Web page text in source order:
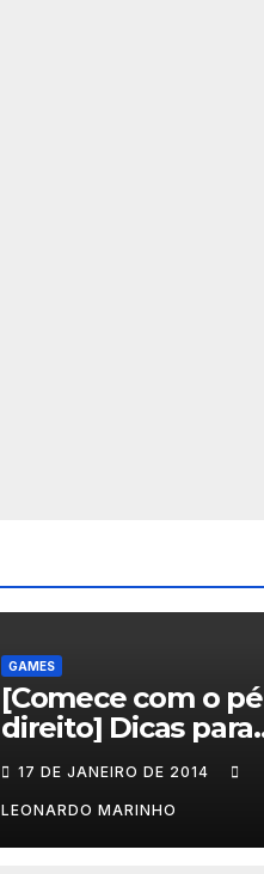
GAMES
[Comece com o pé
direito] Dicas para
quem vai jogar
Sleeping Dogs
17 DE JANEIRO DE 2014
LEONARDO MARINHO